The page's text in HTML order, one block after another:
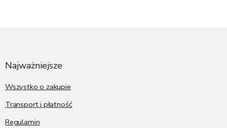
Najważniejsze
Wszystko o zakupie
Transport i płatność
Regulamin